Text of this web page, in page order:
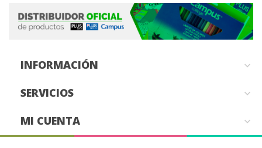
INFORMACIÓN 
SERVICIOS 
MI CUENTA 